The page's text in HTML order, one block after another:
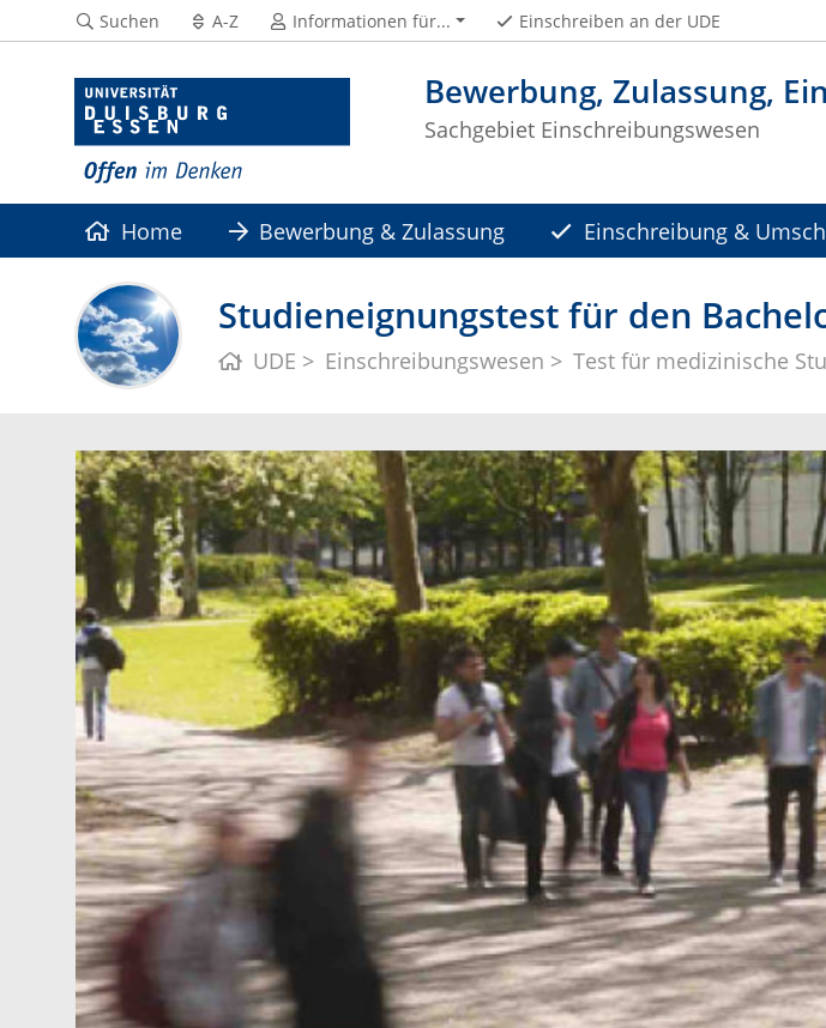
Bewerbung, Zulassung,
Sachgebiet Einschreibungswesen
Suchen A-Z Informationen für... Einschreiben an der UDE
Home Bewerbung & Zulassung Einschreibung &
Studieneignungstest für den
UDE Einschreibungswesen Test für medizinische